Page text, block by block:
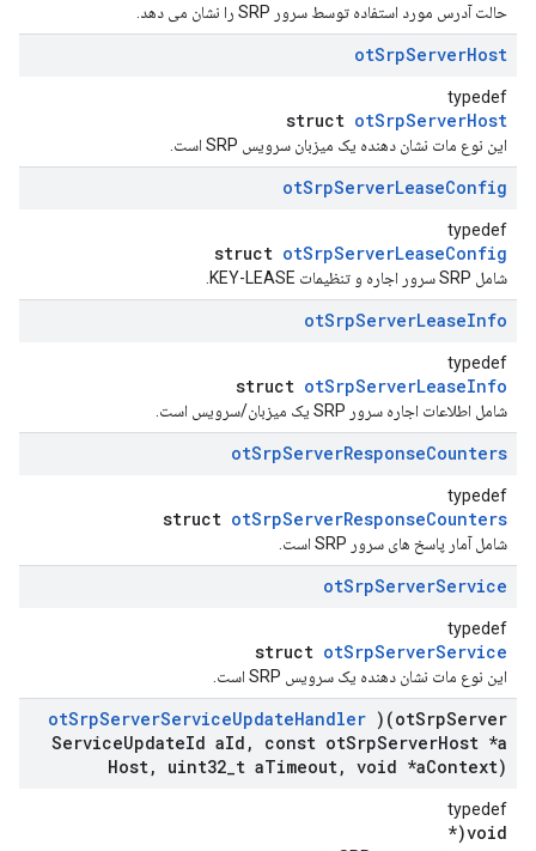
حالت آدرس مورد استفاده توسط سرور SRP را نشان می دهد.
otSrpServerHost
typedef
struct otSrpServerHost
این نوع مات نشان دهنده یک میزبان سرویس SRP است.
otSrpServerLeaseConfig
typedef
struct otSrpServerLeaseConfig
شامل SRP سرور اجاره و تنظیمات KEY-LEASE.
otSrpServerLeaseInfo
typedef
struct otSrpServerLeaseInfo
شامل اطلاعات اجاره سرور SRP یک میزبان/سرویس است.
otSrpServerResponseCounters
typedef
struct otSrpServerResponseCounters
شامل آمار پاسخ های سرور SRP است.
otSrpServerService
typedef
struct otSrpServerService
این نوع مات نشان دهنده یک سرویس SRP است.
otSrpServerServiceUpdateHandler )(otSrpServer
ServiceUpdateId aId , const otSrpServerHost *a
Host, uint32 t aTimeout, void *aContext)
typedef
void(*